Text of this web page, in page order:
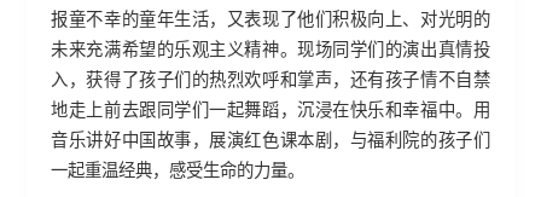
报童不幸的童年生活，又表现了他们积极向上、对光明的
未来充满希望的乐观主义精神。现场同学们的演出真情投
入，获得了孩子们的热烈欢呼和掌声，还有孩子情不自禁
地走上前去跟同学们一起舞蹈，沉浸在快乐和幸福中。用
音乐讲好中国故事，展演红色课本剧，与福利院的孩子们
一起重温经典，感受生命的力量。